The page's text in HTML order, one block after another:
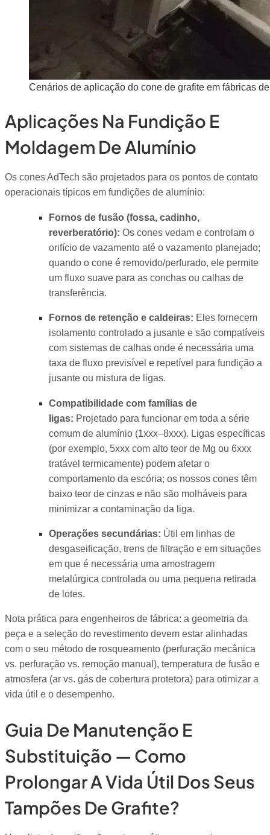
Cenários de aplicação do cone de grafite em fábricas
Aplicações Na Fundição E
Moldagem De Alumínio
Os cones AdTech são projetados para os pontos de contato
operacionais típicos em fundições de alumínio:
Fornos de fusão (fossa, cadinho,
reverberatório): Os cones vedam e controlam o
orifício de vazamento até o vazamento planejado;
quando o cone é removido/perfurado, ele permite
um fluxo suave para as conchas ou calhas de
transferência.
Fornos de retenção e caldeiras: Eles fornecem
isolamento controlado a jusante e são compatíveis
com sistemas de calhas onde é necessária uma
taxa de fluxo previsível e repetível para fundição a
jusante ou mistura de ligas.
Compatibilidade com famílias de
ligas: Projetado para funcionar em toda a série
comum de alumínio (1xxx–8xxx). Ligas específicas
(por exemplo, 5xxx com alto teor de Mg ou 6xxx
tratável termicamente) podem afetar o
comportamento da escória; os nossos cones têm
baixo teor de cinzas e não são molháveis para
minimizar a contaminação da liga.
Operações secundárias: Útil em linhas de
desgaseificação, trens de filtração e em situações
em que é necessária uma amostragem
metalúrgica controlada ou uma pequena retirada
de lotes.
Nota prática para engenheiros de fábrica: a geometria da
peça e a seleção do revestimento devem estar alinhadas
com o seu método de rosqueamento (perfuração mecânica
vs. perfuração vs. remoção manual), temperatura de fusão e
atmosfera (ar vs. gás de cobertura protetora) para otimizar a
vida útil e o desempenho.
Guia De Manutenção E
Substituição — Como
Prolongar A Vida Útil Dos Seus
Tampões De Grafite?